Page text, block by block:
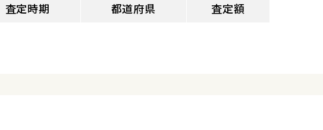
査定時期 都道府県 査定額